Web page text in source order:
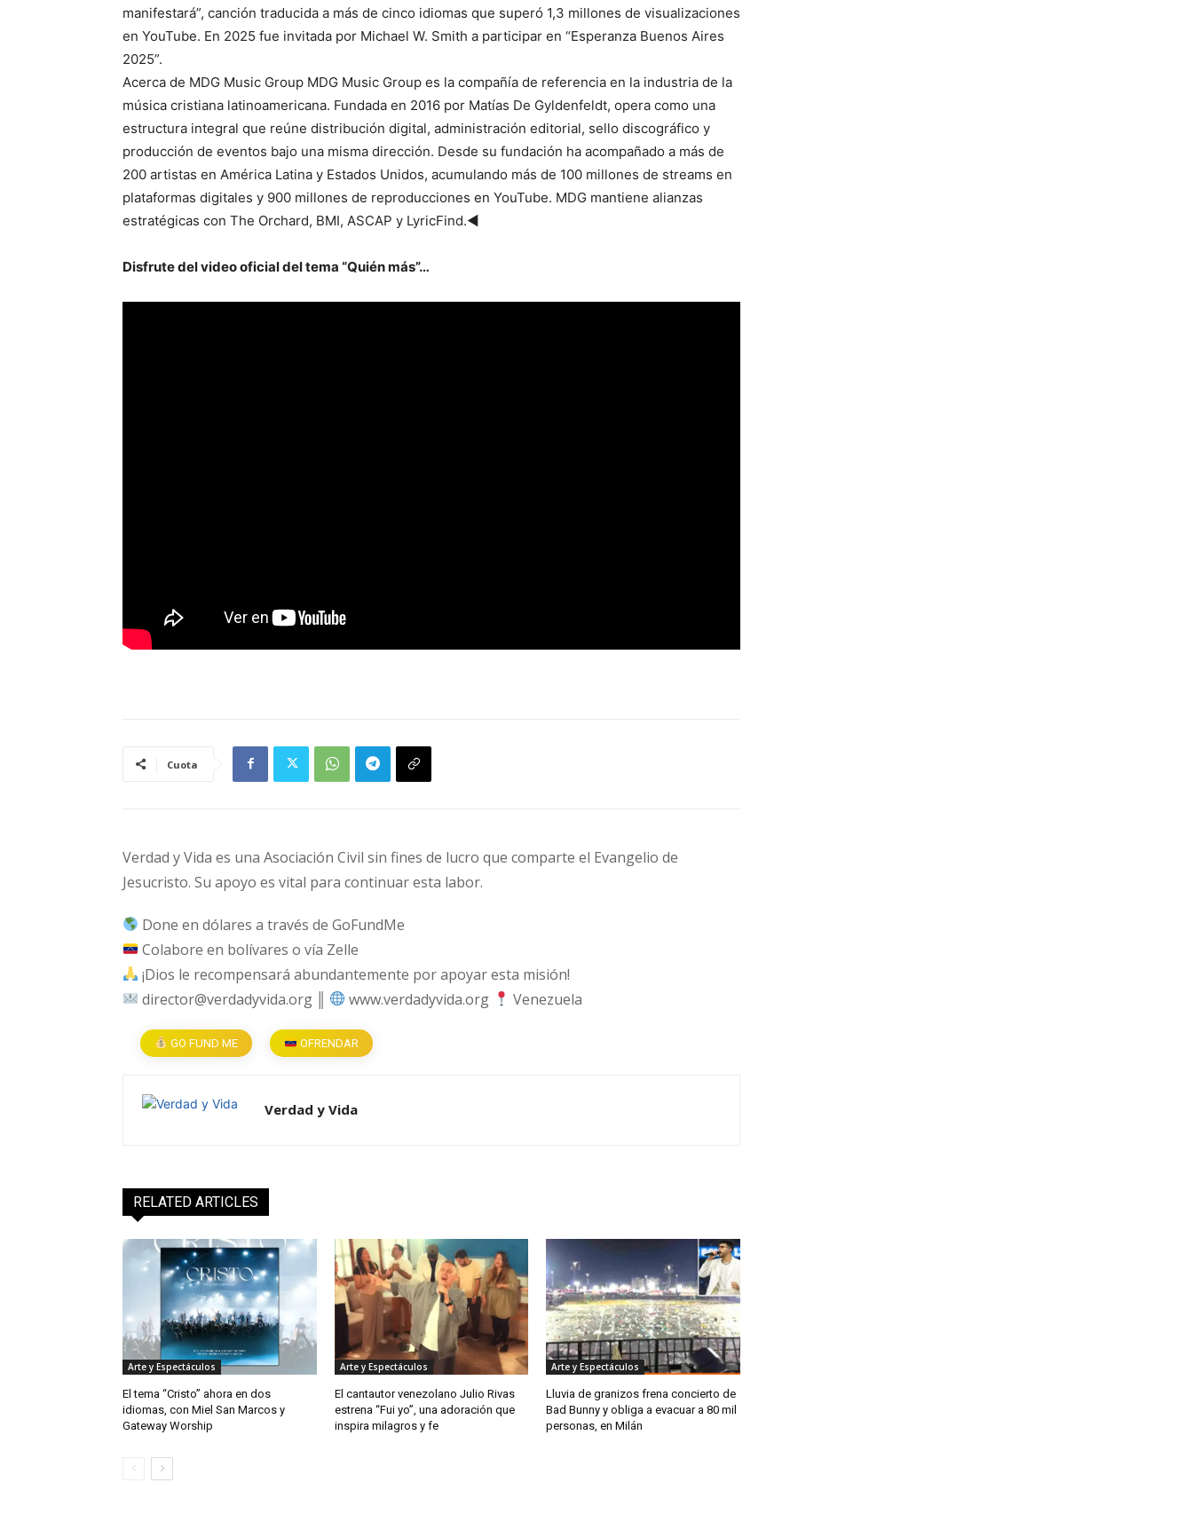
manifestará”, canción traducida a más de cinco idiomas que superó 1,3 millones de visualizaciones
en YouTube. En 2025 fue invitada por Michael W. Smith a participar en “Esperanza Buenos Aires
2025”.
Acerca de MDG Music Group MDG Music Group es la compañía de referencia en la industria de la
música cristiana latinoamericana. Fundada en 2016 por Matías De Gyldenfeldt, opera como una
estructura integral que reúne distribución digital, administración editorial, sello discográfico y
producción de eventos bajo una misma dirección. Desde su fundación ha acompañado a más de
200 artistas en América Latina y Estados Unidos, acumulando más de 100 millones de streams en
plataformas digitales y 900 millones de reproducciones en YouTube. MDG mantiene alianzas
estratégicas con The Orchard, BMI, ASCAP y LyricFind.◄
Disfrute del video oficial del tema “Quién más”…
Cuota
Verdad y Vida es una Asociación Civil sin fines de lucro que comparte el Evangelio de
Jesucristo. Su apoyo es vital para continuar esta labor.
Done en dólares a través de GoFundMe
Colabore en bolívares o vía Zelle
¡Dios le recompensará abundantemente por apoyar esta misión!
director@verdadyvida.org ║
www.verdadyvida.org Venezuela
GO FUND ME OFRENDAR
Verdad y Vida
RELATED ARTICLES
Arte y Espectáculos
El tema “Cristo” ahora en dos
idiomas, con Miel San Marcos y
Gateway Worship
Arte y Espectáculos
El cantautor venezolano Julio Rivas
estrena “Fui yo”, una adoración que
inspira milagros y fe
Arte y Espectáculos
Lluvia de granizos frena concierto de
Bad Bunny y obliga a evacuar a 80 mil
personas, en Milán